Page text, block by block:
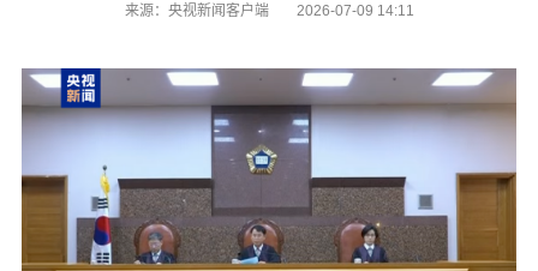
来源：央视新闻客户端 2026-07-09 14:11